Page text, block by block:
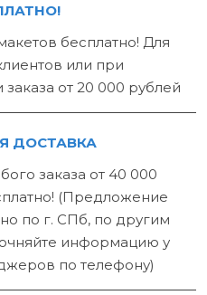
бесплатно! Для
или при
от 20 000 рублей
ДОСТАВКА
заказа от 40 000
(Предложение
по г. СПб, по другим
информацию у
по телефону)